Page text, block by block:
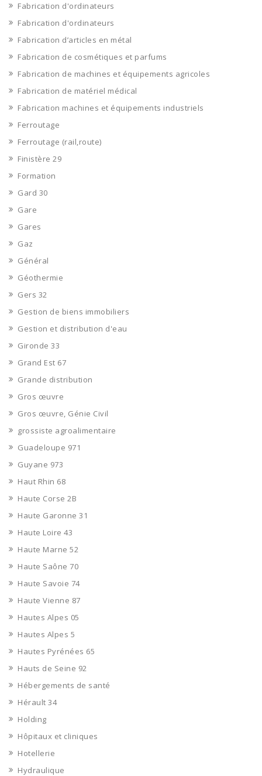
Fabrication d'ordinateurs
Fabrication d'ordinateurs
Fabrication d’articles en métal
Fabrication de cosmétiques et parfums
Fabrication de machines et équipements agricoles
Fabrication de matériel médical
Fabrication machines et équipements industriels
Ferroutage
Ferroutage (rail,route)
Finistère 29
Formation
Gard 30
Gare
Gares
Gaz
Général
Géothermie
Gers 32
Gestion de biens immobiliers
Gestion et distribution d'eau
Gironde 33
Grand Est 67
Grande distribution
Gros œuvre
Gros œuvre, Génie Civil
grossiste agroalimentaire
Guadeloupe 971
Guyane 973
Haut Rhin 68
Haute Corse 2B
Haute Garonne 31
Haute Loire 43
Haute Marne 52
Haute Saône 70
Haute Savoie 74
Haute Vienne 87
Hautes Alpes 05
Hautes Alpes 5
Hautes Pyrénées 65
Hauts de Seine 92
Hébergements de santé
Hérault 34
Holding
Hôpitaux et cliniques
Hotellerie
Hydraulique